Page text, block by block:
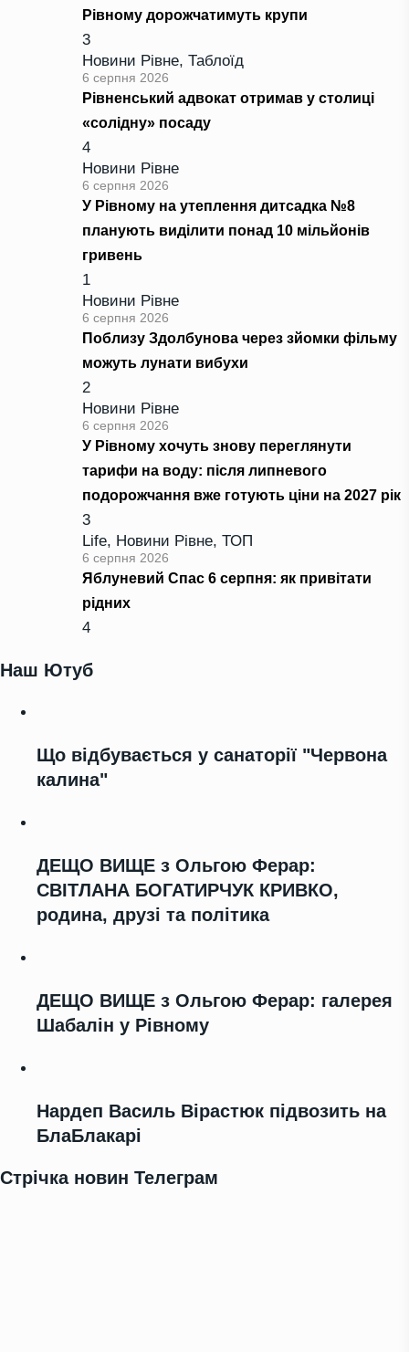
Рівному дорожчатимуть крупи
3
Новини Рівне, Таблоїд
6 серпня 2026
Рівненський адвокат отримав у столиці
«солідну» посаду
4
Новини Рівне
6 серпня 2026
У Рівному на утеплення дитсадка №8
планують виділити понад 10 мільйонів
гривень
1
Новини Рівне
6 серпня 2026
Поблизу Здолбунова через зйомки фільму
можуть лунати вибухи
2
Новини Рівне
6 серпня 2026
У Рівному хочуть знову переглянути
тарифи на воду: після липневого
подорожчання вже готують ціни на 2027 рік
3
Life, Новини Рівне, ТОП
6 серпня 2026
Яблуневий Спас 6 серпня: як привітати
рідних
4
Наш Ютуб
Що відбувається у санаторії "Червона
калина"
ДЕЩО ВИЩЕ з Ольгою Ферар:
СВІТЛАНА БОГАТИРЧУК КРИВКО,
родина, друзі та політика
ДЕЩО ВИЩЕ з Ольгою Ферар: галерея
Шабалін у Рівному
Нардеп Василь Вірастюк підвозить на
БлаБлакарі
Стрічка новин Телеграм